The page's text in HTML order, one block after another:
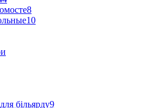
8
10
більярду9